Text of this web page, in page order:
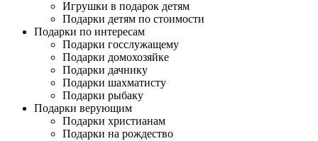
Игрушки в подарок детям
Подарки детям по стоимости
Подарки по интересам
Подарки госслужащему
Подарки домохозяйке
Подарки дачнику
Подарки шахматисту
Подарки рыбаку
Подарки верующим
Подарки христианам
Подарки на рождество